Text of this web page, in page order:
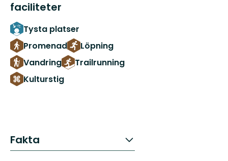
faciliteter
Tysta platser
Promenad
Löpning
Vandring
Trailrunning
Kulturstig
Fakta